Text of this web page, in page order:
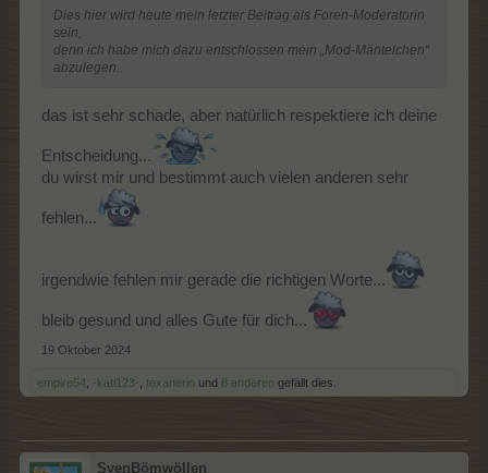
Dies hier wird heute mein letzter Beitrag als Foren-Moderatorin
sein,
denn ich habe mich dazu entschlossen mein „Mod-Mäntelchen“
abzulegen.
das ist sehr schade, aber natürlich respektiere ich deine
Entscheidung...
du wirst mir und bestimmt auch vielen anderen sehr
fehlen...
irgendwie fehlen mir gerade die richtigen Worte...
bleib gesund und alles Gute für dich...
19 Oktober 2024
empire54 -kati123- texanerin und 8 anderen gefällt dies.
SvenBömwöllen